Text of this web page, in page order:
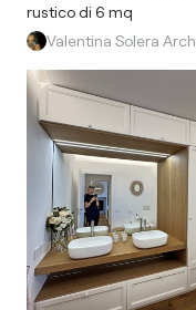
rustico di 6 mq